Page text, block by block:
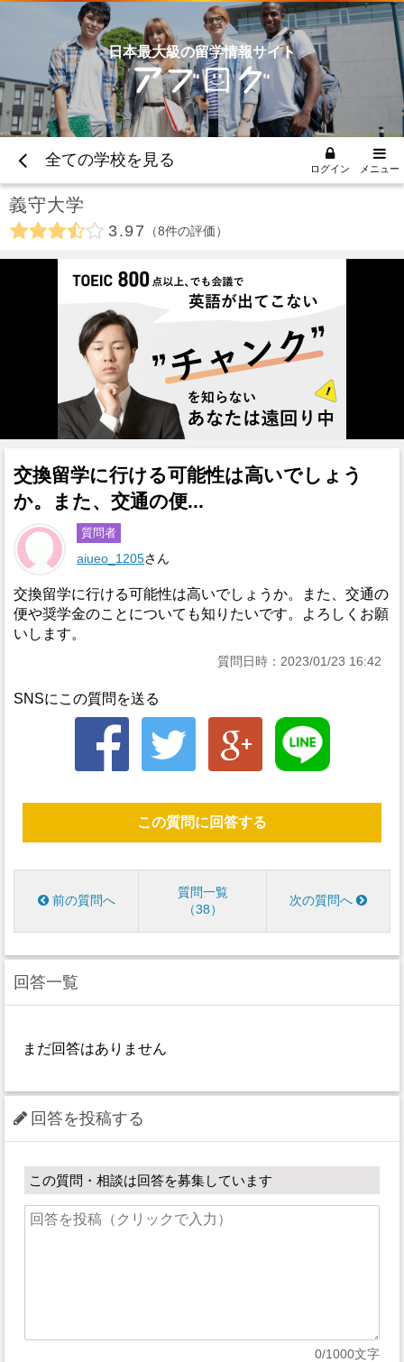
日本最大級の留学情報サイト
全ての学校を見る ログイン メニュー
義守大学
3.97 8件の評価
交換留学に行ける可能性は高いでしょう
か。また、交通の便...
質問者
aiueo_1205さん
交換留学に行ける可能性は高いでしょうか。また、交通の
便や奨学金のことについても知りたいです。よろしくお願
いします。
質問日時：2023/01/23 16:42
SNSにこの質問を送る
この質問に回答する
前の質問へ
質問一覧
38
次の質問へ
回答一覧
まだ回答はありません
回答を投稿する
この質問・相談は回答を募集しています
0/1000文字